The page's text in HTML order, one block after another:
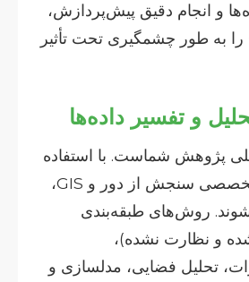
و انجام دقیق پیش‌پردازش،
را به طور چشمگیری تحت تأثیر
و تفسیر داده‌ها
پژوهش شماست. با استفاده
از نرم‌افزارهای تخصصی سنجش از دور و GIS،
روش‌های طبقه‌بندی
و نظارت نشده)،
تحلیل فضایی، مدلسازی و